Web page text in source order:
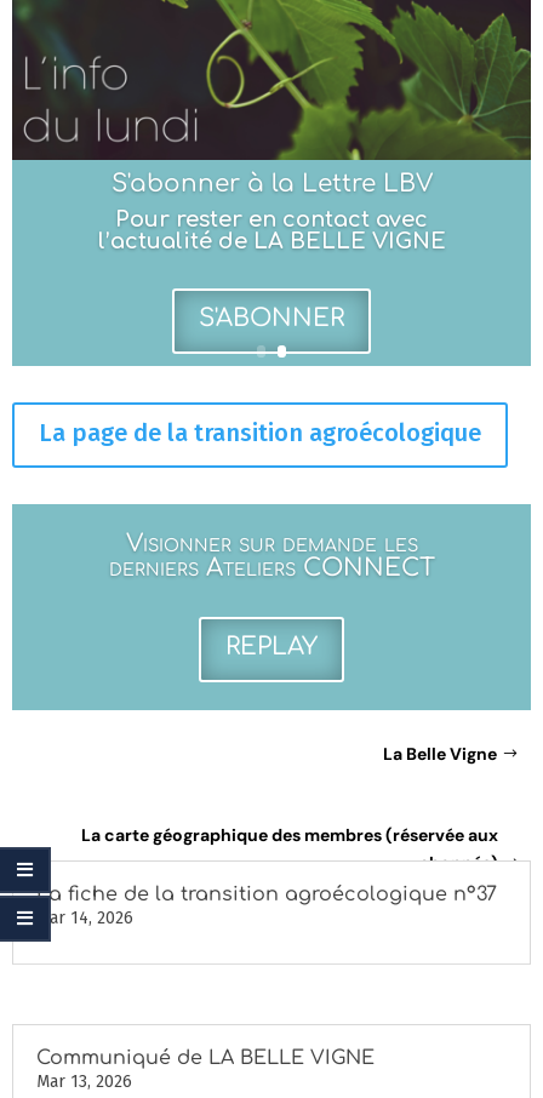
S'abonner à la Lettre LBV
Pour rester en contact avec
l’actualité de LA BELLE VIGNE
S'ABONNER
La page de la transition agroécologique
Visionner sur demande les
derniers Ateliers CONNECT
REPLAY
La Belle Vigne
La carte géographique des membres (réservée aux
abonnés)
La fiche de la transition agroécologique n°37
Mar 14, 2026
Communiqué de LA BELLE VIGNE
Mar 13, 2026